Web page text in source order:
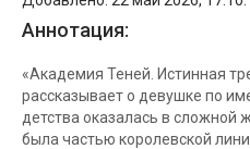
Аннотация:
«Академия Теней. Истинная
рассказывает о девушке по
детства оказалась в сложной
была частью королевской